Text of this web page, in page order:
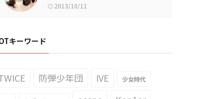
2013/10/11
キーワード
防弾少年団 IVE 少女時代